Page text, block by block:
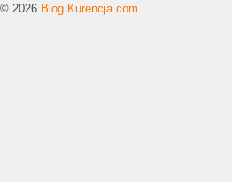
© 2026 Blog.Kurencja.com